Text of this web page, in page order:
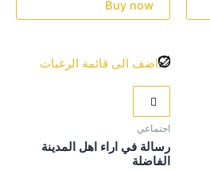
Buy now
اضف الى قائمة الرغبات
اجتماعي
رسالة في اراء اهل المدينة
الفاضلة